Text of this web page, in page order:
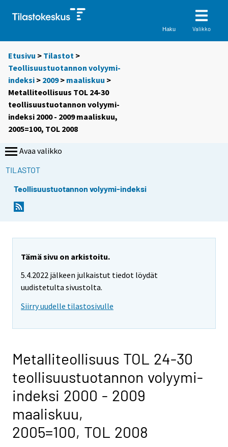
Haku Valikko
Etusivu > Tilastot >
Teollisuustuotannon volyymi-
indeksi > 2009> maaliskuu >
Metalliteollisuus TOL 24-30
teollisuustuotannon volyymi-
indeksi 2000 - 2009 maaliskuu,
2005=100, TOL 2008
Avaa valikko
TILASTOT
Teollisuustuotannon volyymi-indeksi
Tämä sivu on arkistoitu.
5.4.2022 jälkeen julkaistut tiedot löydät
uudistetulta sivustolta.
Siirry uudelle tilastosivulle
Metalliteollisuus TOL 24-30
teollisuustuotannon volyymi-
indeksi 2000 - 2009
maaliskuu,
2005=100, TOL 2008